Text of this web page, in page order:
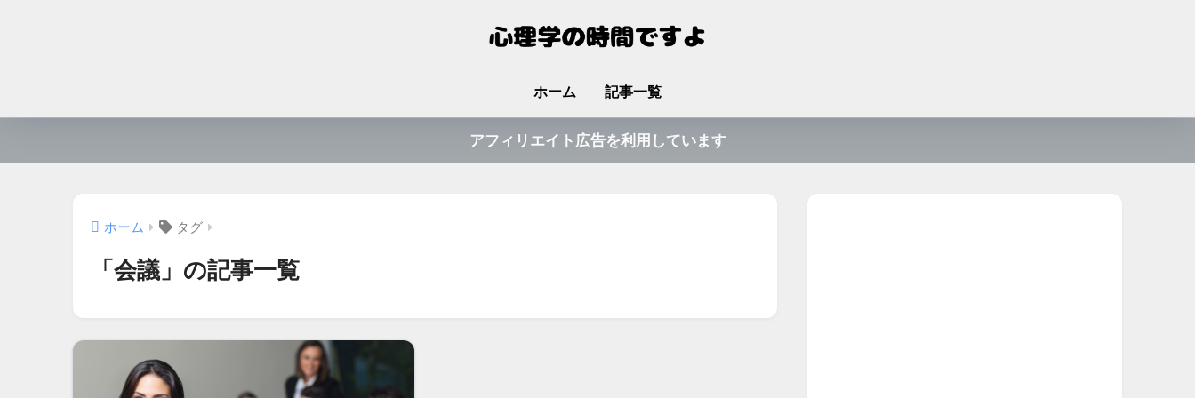
ホーム 記事一覧
アフィリエイト広告を利用しています
ホーム タグ
「会議」の記事一覧